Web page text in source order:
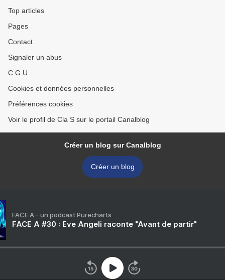
Top articles
Pages
Contact
Signaler un abus
C.G.U.
Cookies et données personnelles
Préférences cookies
Voir le profil de Cla S sur le portail Canalblog
Créer un blog sur Canalblog
Créer un blog
FACE A - un podcast Purecharts
FACE A #30 : Eve Angeli raconte "Avant de partir"